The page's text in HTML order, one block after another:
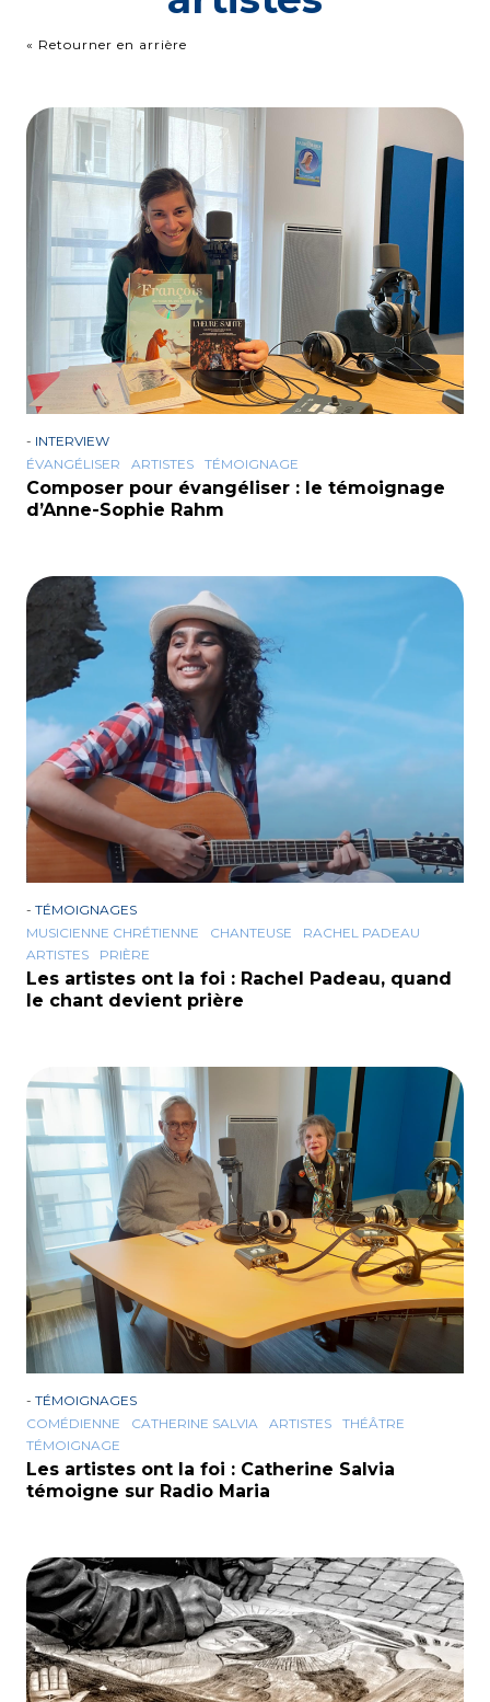
« Retourner en arrière
- INTERVIEW
ÉVANGÉLISER
ARTISTES TÉMOIGNAGE
Composer pour évangéliser : le témoignage
d’Anne-Sophie Rahm
- TÉMOIGNAGES
MUSICIENNE CHRÉTIENNE
CHANTEUSE
RACHEL PADEAU
ARTISTES
PRIÈRE
Les artistes ont la foi : Rachel Padeau, quand
le chant devient prière
- TÉMOIGNAGES
COMÉDIENNE
CATHERINE SALVIA ARTISTES
THÉÂTRE
TÉMOIGNAGE
Les artistes ont la foi : Catherine Salvia
témoigne sur Radio Maria